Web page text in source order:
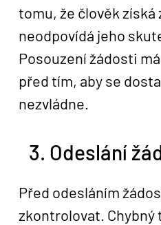
tomu, že člověk získá
neodpovídá jeho
Posouzení žádosti
před tím, aby se
nezvládne.
3. Odeslání
Před odesláním
zkontrolovat.